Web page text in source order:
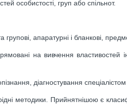
особистості, груп або спільнот.
апаратурні і бланкові,
на вивчення властивостей
діагностування
методики. Прийнятнішою є